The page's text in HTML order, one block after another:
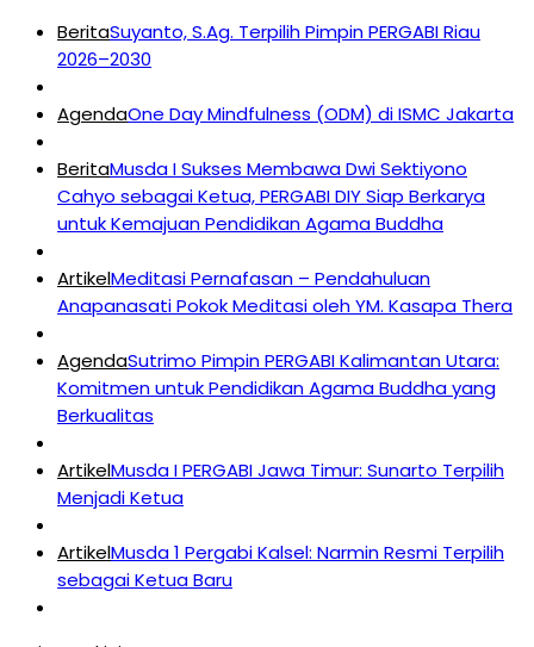
BeritaSuyanto, S.Ag. Terpilih Pimpin PERGABI Riau
2026–2030
AgendaOne Day Mindfulness (ODM) di ISMC Jakarta
BeritaMusda I Sukses Membawa Dwi Sektiyono
Cahyo sebagai Ketua, PERGABI DIY Siap Berkarya
untuk Kemajuan Pendidikan Agama Buddha
ArtikelMeditasi Pernafasan – Pendahuluan
Anapanasati Pokok Meditasi oleh YM. Kasapa Thera
AgendaSutrimo Pimpin PERGABI Kalimantan Utara:
Komitmen untuk Pendidikan Agama Buddha yang
Berkualitas
ArtikelMusda I PERGABI Jawa Timur: Sunarto Terpilih
Menjadi Ketua
ArtikelMusda 1 Pergabi Kalsel: Narmin Resmi Terpilih
sebagai Ketua Baru